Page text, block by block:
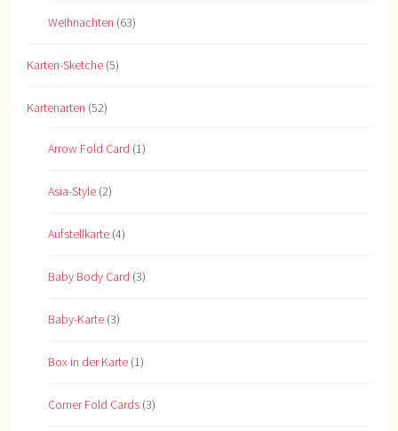
Weihnachten (63)
Karten-Sketche (5)
Kartenarten (52)
Arrow Fold Card (1)
Asia-Style (2)
Aufstellkarte (4)
Baby Body Card (3)
Baby-Karte (3)
Box in der Karte (1)
Corner Fold Cards (3)